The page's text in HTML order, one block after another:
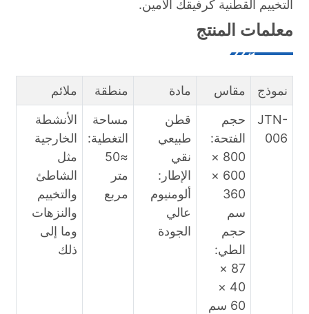
التخييم القطنية كرفيقك الأمين.
معلمات المنتج
نموذج مقاس مادة منطقة
ملائم
JTN-
006
حجم
الفتحة:
800 ×
600 ×
360
سم
حجم
الطي:
87 ×
40 ×
60 سم
قطن
طبيعي
نقي
الإطار:
ألومنيوم
عالي
الجودة
مساحة
التغطية:
≈50
متر
مربع
الأنشطة
الخارجية
مثل
الشاطئ
والتخييم
والنزهات
وما إلى
ذلك